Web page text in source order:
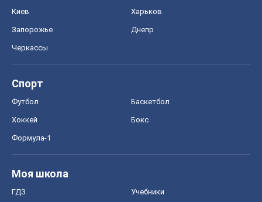
Киев Харьков
Запорожье Днепр
Черкассы
Спорт
Футбол Баскетбол
Хоккей Бокс
Формула-1
Моя школа
ГДЗ Учебники